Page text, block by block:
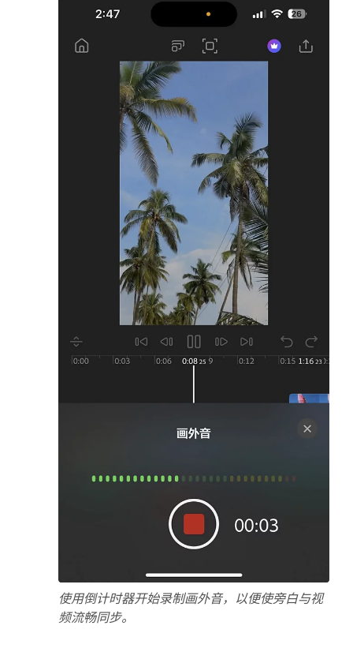
使用倒计时器开始录制画外音，以便使旁白与视
频流畅同步。